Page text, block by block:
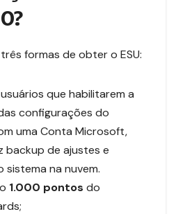
formas de obter o ESU:
que habilitarem a
configurações do
uma Conta Microsoft,
backup de ajustes e
sistema na nuvem.
1.000 pontos do